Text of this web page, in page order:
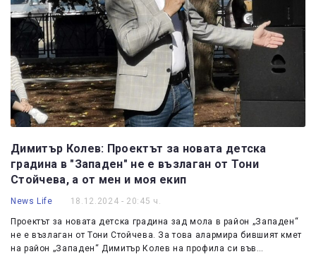
Димитър Колев: Проектът за новата детска
градина в "Западен" не е възлаган от Тони
Стойчева, а от мен и моя екип
News Life 18.12.2024 - 20:45 ч.
Проектът за новата детска градина зад мола в район „Западен“
не е възлаган от Тони Стойчева. За това алармира бившият кмет
на район „Западен“ Димитър Колев на профила си във…